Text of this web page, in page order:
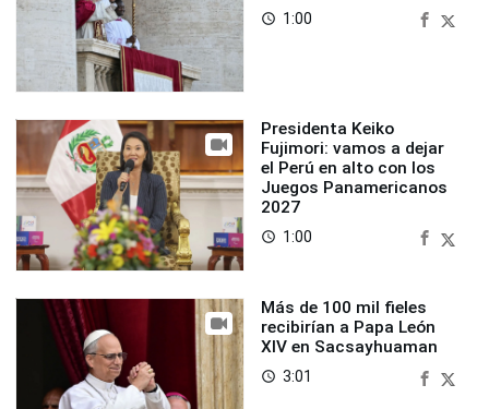
access_time 1:00
Presidenta Keiko
Fujimori: vamos a dejar
el Perú en alto con los
Juegos Panamericanos
2027
access_time 1:00
Más de 100 mil fieles
recibirían a Papa León
XIV en Sacsayhuaman
access_time 3:01